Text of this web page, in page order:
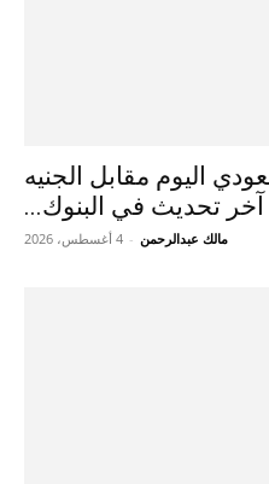
اليوم مقابل الجنيه
تحديث في البنوك...
مالك عبدالرحمن - 4 أغسطس، 2026